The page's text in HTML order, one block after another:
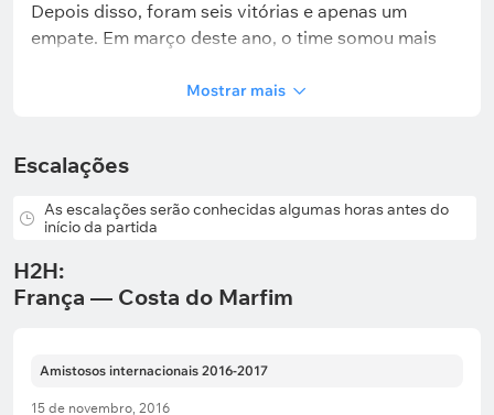
Depois disso, foram seis vitórias e apenas um
empate. Em março deste ano, o time somou mais
Números importantes:
equipe marcou pelo menos dois gols por partida
de 90 minutos.
africana terminou com vitória dos "Bleus" por 2 a
Mostrar mais
Escalações
As escalações serão conhecidas algumas horas antes do
início da partida
H2H:
França — Costa do Marfim
Amistosos internacionais 2016-2017
15 de novembro, 2016